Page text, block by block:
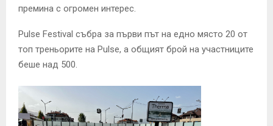
премина с огромен интерес.
Pulse Festival събра за първи път на едно място 20 от
топ треньорите на Pulse, а общият брой на участниците
беше над 500.